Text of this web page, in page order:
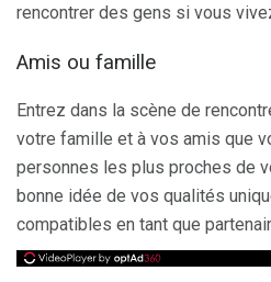
rencontrer des gens si vous
Amis ou famille
Entrez dans la scène de
votre famille et à vos amis que
personnes les plus proches de
bonne idée de vos qualités
compatibles en tant que